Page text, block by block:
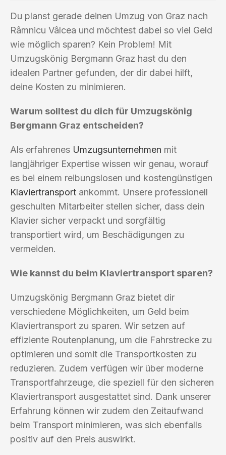
Du planst gerade deinen Umzug von Graz nach
Râmnicu Vâlcea und möchtest dabei so viel Geld
wie möglich sparen? Kein Problem! Mit
Umzugskönig Bergmann Graz hast du den
idealen Partner gefunden, der dir dabei hilft,
deine Kosten zu minimieren.
Warum solltest du dich für Umzugskönig
Bergmann Graz entscheiden?
Als erfahrenes Umzugsunternehmen mit
langjähriger Expertise wissen wir genau, worauf
es bei einem reibungslosen und kostengünstigen
Klaviertransport ankommt. Unsere professionell
geschulten Mitarbeiter stellen sicher, dass dein
Klavier sicher verpackt und sorgfältig
transportiert wird, um Beschädigungen zu
vermeiden.
Wie kannst du beim Klaviertransport sparen?
Umzugskönig Bergmann Graz bietet dir
verschiedene Möglichkeiten, um Geld beim
Klaviertransport zu sparen. Wir setzen auf
effiziente Routenplanung, um die Fahrstrecke zu
optimieren und somit die Transportkosten zu
reduzieren. Zudem verfügen wir über moderne
Transportfahrzeuge, die speziell für den sicheren
Klaviertransport ausgestattet sind. Dank unserer
Erfahrung können wir zudem den Zeitaufwand
beim Transport minimieren, was sich ebenfalls
positiv auf den Preis auswirkt.